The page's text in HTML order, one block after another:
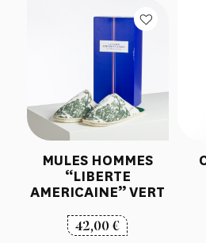
MULES HOMMES
“LIBERTE
AMERICAINE” VERT
42,00€